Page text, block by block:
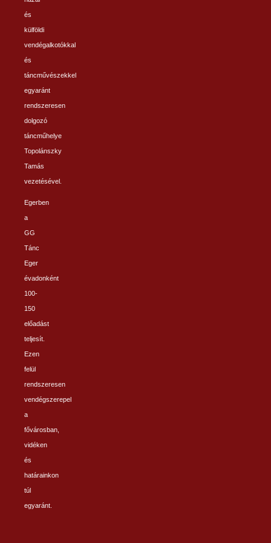
és
külföldi
vendégalkotókkal
és
táncművészekkel
egyaránt
rendszeresen
dolgozó
táncműhelye
Topolánszky
Tamás
vezetésével.
Egerben
a
GG
Tánc
Eger
évadonként
100-
150
előadást
teljesít.
Ezen
felül
rendszeresen
vendégszerepel
a
fővárosban,
vidéken
és
határainkon
túl
egyaránt.